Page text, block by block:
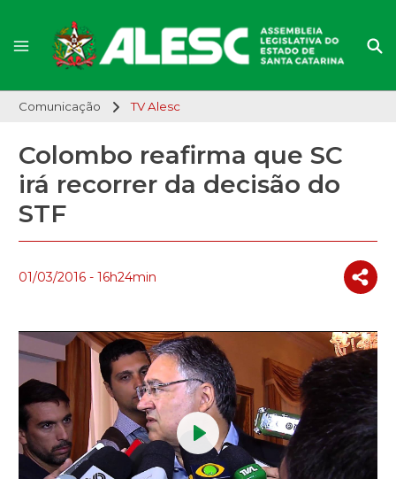
Comunicação TV Alesc
Colombo reafirma que SC
irá recorrer da decisão do
STF
01/03/2016 - 16h24min
Play